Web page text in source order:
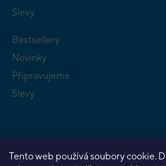
Tento web používá soubory cookie.
Slevy
Bestsellery
Novinky
Připravujeme
Slevy